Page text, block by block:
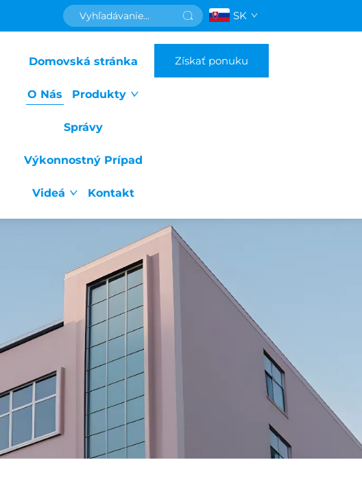
SK
Domovská stránka
O Nás Produkty
Správy
Výkonnostný Prípad
Videá Kontakt
Získať ponuku